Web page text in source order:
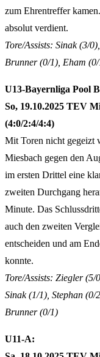
zum Ehrentreffer
absolut verdient.
Tore/Assists: Sinak (3/
Brunner (0/1), Eham
U13-Bayernliga Pool
So, 19.10.2025 TEV
(4:0/2:4/4:4)
Mit Toren nicht gegeizt
Miesbach gegen den
im ersten Drittel eine
zweiten Durchgang
Minute. Das
auch den zweiten
entscheiden und am
konnte.
Tore/Assists: Ziegler
Sinak (1/1), Stephan (0/
Brunner (0/1)
U11-A: